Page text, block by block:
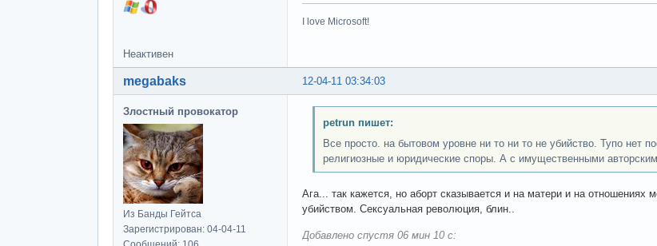
I love Microsoft!
Неактивен
12-04-11 03:34:03
megabaks
Злостный провокатор
Из Банды Гейтса
Зарегистрирован: 04-04-11
petrun пишет:
Все просто. на бытовом уровне ни то ни то не убийство. Тупо нет
религиозные и юридические споры. А с имущественными
Ага... так кажется, но аборт сказывается и на матери и на
убийством. Сексуальная революция, блин..
Добавлено спустя 06 мин 10 с: